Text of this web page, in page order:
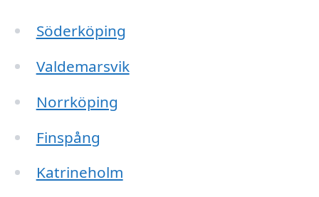
Söderköping
Valdemarsvik
Norrköping
Finspång
Katrineholm